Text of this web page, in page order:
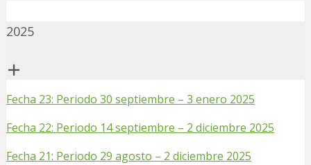
2025
Fecha 23: Periodo 30 septiembre – 3 enero 2025
Fecha 22: Periodo 14 septiembre – 2 diciembre 2025
Fecha 21: Periodo 29 agosto – 2 diciembre 2025